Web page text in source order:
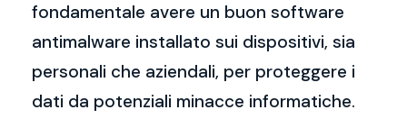
fondamentale avere un buon software
antimalware installato sui dispositivi, sia
personali che aziendali, per proteggere i
dati da potenziali minacce informatiche.